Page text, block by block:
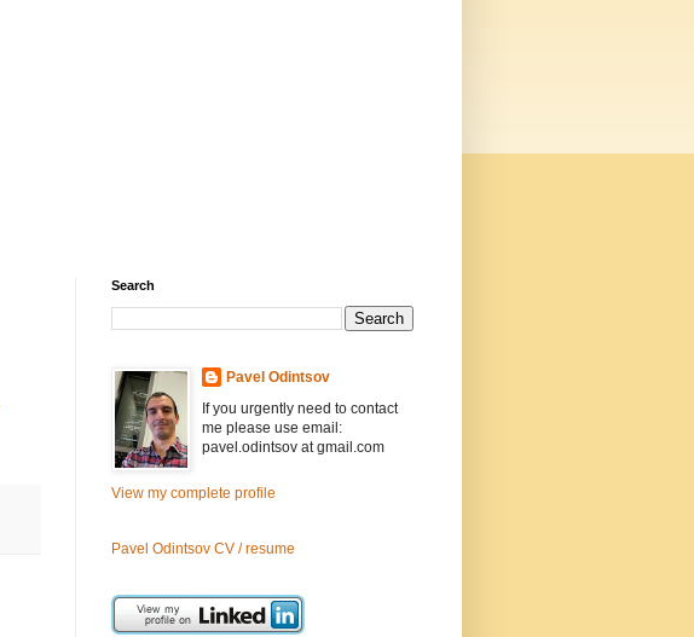
Search
Pavel Odintsov
If you urgently need to contact
me please use email:
pavel.odintsov at gmail.com
View my complete profile
Pavel Odintsov CV / resume